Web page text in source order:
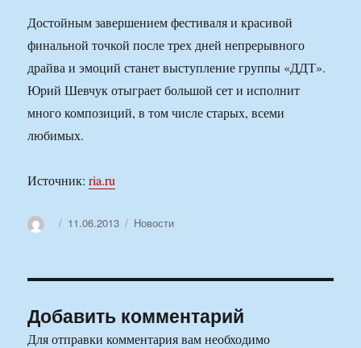
Достойным завершением фестиваля и красивой
финальной точкой после трех дней непрерывного
драйва и эмоций станет выступление группы «ДДТ».
Юрий Шевчук отыграет большой сет и исполнит
много композиций, в том числе старых, всеми
любимых.
Источник:ria.ru
АвторОпубликовано
11.06.2013 Рубрики
Новости
Добавить комментарий
Для отправки комментария вам необходимо